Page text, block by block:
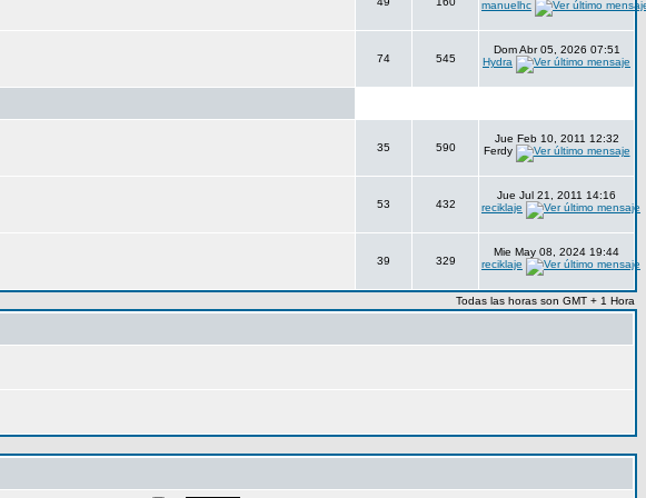
manuelhc
74 545
Dom Abr 05, 2026 07:51
Hydra
35 590
Jue Feb 10, 2011 12:32
Ferdy
53 432
Jue Jul 21, 2011 14:16
reciklaje
39 329
Mie May 08, 2024 19:44
reciklaje
Todas las horas son GMT + 1 Hora